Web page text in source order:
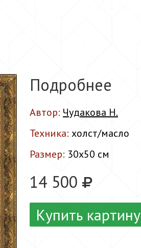
Подробнее
Автор: Чудакова Н.
Техника: холст/масло
Размер: 30x50 см
14 500
Купить картину